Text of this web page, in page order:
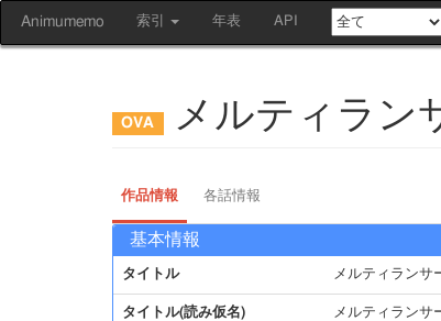
Animumemo 索引 年表 API
メルティラン
作品情報 各話情報
基本情報
タイトル メルティランサ
タイトル(読み仮名) メルティラン